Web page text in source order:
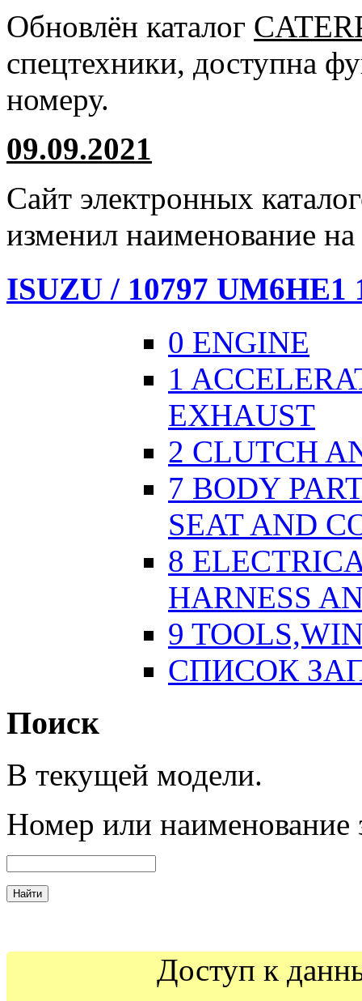
Обновлён каталог
спецтехники, доступна
номеру.
09.09.2021
Сайт электронных
изменил наименование на
ISUZU / 10797 UM6HE1
0 ENGINE
1
EXHAUST
2 CLUTCH
7 BODY
SEAT AND
8
HARNESS
9
СПИСОК
Поиск
В текущей модели.
Номер или наименование
Доступ к